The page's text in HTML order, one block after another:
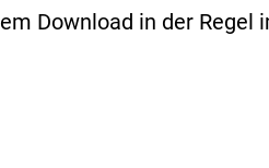
Download in der Regel